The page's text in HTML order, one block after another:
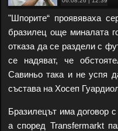
"Шпорите“ проявяваха
бразилец още миналата
отказа да се раздели с
се надяват, че
Савиньо така и не успя
състава на Хосеп
Бразилецът има договор
а според Transfermarkt